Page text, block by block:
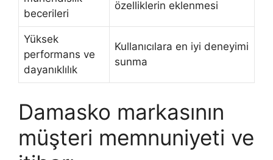
becerileri
özelliklerin eklenmesi
Yüksek
performans ve
dayanıklılık
Kullanıcılara en iyi deneyimi
sunma
Damasko markasının
müşteri memnuniyeti ve